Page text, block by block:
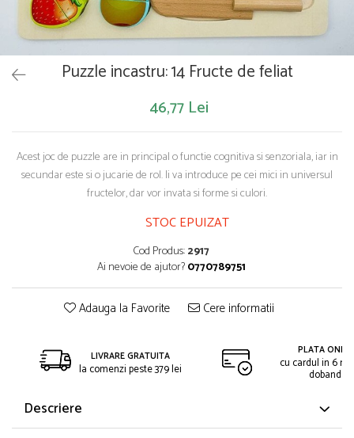
Papusi si accesorii
Trenulete si masinute
Puzzle incastru: 14 Fructe de feliat
46,77 Lei
Acest joc de puzzle are in principal o functie cognitiva si senzoriala, iar in
secundar este si o jucarie de rol. Ii va introduce pe cei mici in universul
fructelor, dar vor invata si forme si culori.
STOC EPUIZAT
Cod Produs:2917
Ai nevoie de ajutor?0770789751
Adauga la Favorite Cere informatii
LIVRARE GRATUITA
la comenzi peste 379 lei
PLATA
cu cardul in 6
dobanda
Descriere